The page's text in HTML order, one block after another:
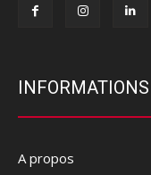
INFORMATIONS
A propos